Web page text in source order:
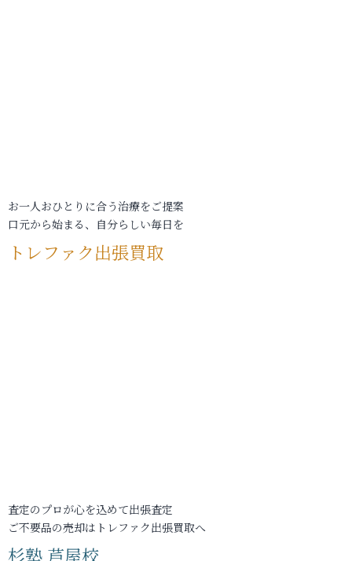
お一人おひとりに合う治療をご提案
口元から始まる、自分らしい毎日を
トレファク出張買取
査定のプロが心を込めて出張査定
ご不要品の売却はトレファク出張買取へ
杉塾 芦屋校